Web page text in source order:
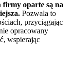
firmy oparte są na
Pozwala to
przyciągając
opracowany
wspierając